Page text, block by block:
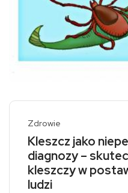
Zdrowie
Kleszcz jako
diagnozy –
kleszczy w
ludzi